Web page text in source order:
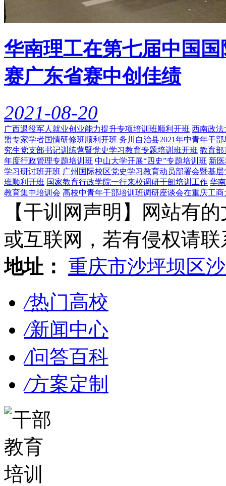
华南理工在第七届中国
赛广东省赛中创佳绩
2021-08-20
广西退役军人就业创业能力提升专项培训班顺利开班 西南政法
盟专家学者国情研修班顺利开班 务川自治县2021年中青年干
究生党支部书记训练营暨党史学习教育专题培训班开班 教育部
年度行政管理专题培训班 中山大学开展“四史”专题培训班 新
学习研讨班开班 广州国际校区党史学习教育动员部署会暨基
班顺利开班 国家教育行政学院一行来校调研干部培训工作 华
教育集中培训会 高校中青年干部培训班调研座谈会在重庆工商
【干训网声明】网站有
或互联网，若有侵权请联
地址：
重庆市沙坪坝区
/热门高校
/新闻中心
/问答百科
/方案定制